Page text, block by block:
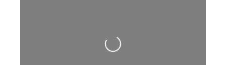
Wird geladen …